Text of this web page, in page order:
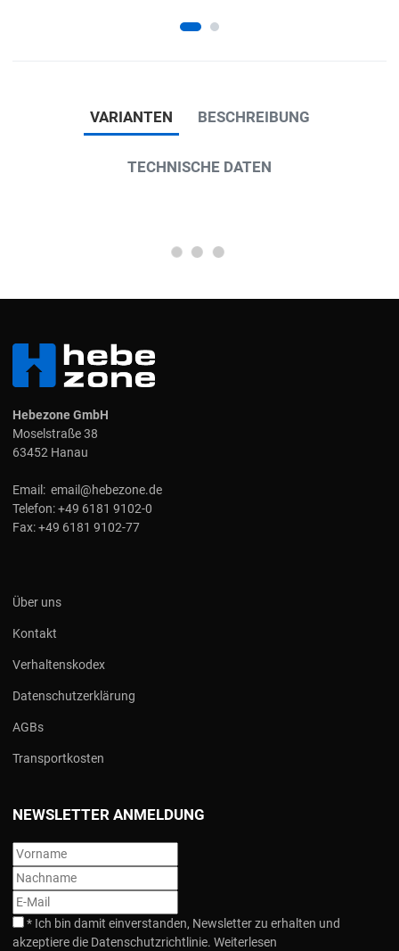
VARIANTEN BESCHREIBUNG
TECHNISCHE DATEN
Hebezone GmbH
Moselstraße 38
63452 Hanau
Email: email@hebezone.de
Telefon:+49 6181 9102-0
Fax:+49 6181 9102-77
Über uns
Kontakt
Verhaltenskodex
Datenschutzerklärung
AGBs
Transportkosten
NEWSLETTER ANMELDUNG
* Ich bin damit einverstanden, Newsletter zu erhalten und
akzeptiere die Datenschutzrichtlinie. Weiterlesen